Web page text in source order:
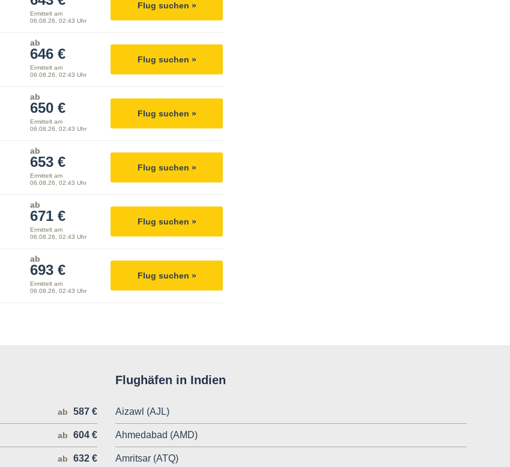
Ermittelt am
06.08.26, 02:43 Uhr
Flug suchen »
ab
646 €
Ermittelt am
06.08.26, 02:43 Uhr
Flug suchen »
ab
650 €
Ermittelt am
06.08.26, 02:43 Uhr
Flug suchen »
ab
653 €
Ermittelt am
06.08.26, 02:43 Uhr
Flug suchen »
ab
671 €
Ermittelt am
06.08.26, 02:43 Uhr
Flug suchen »
ab
693 €
Ermittelt am
06.08.26, 02:43 Uhr
Flug suchen »
ab 587 €
ab 604 €
ab 632 €
Flughäfen in Indien
Aizawl (AJL)
Ahmedabad (AMD)
Amritsar (ATQ)